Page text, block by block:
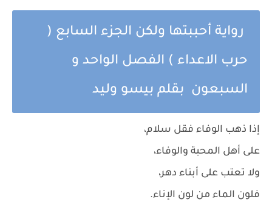
رواية أحببتها ولكن الجزء السابع (
حرب الاعداء ) الفصل الواحد و
السبعون بقلم بيسو وليد
إذا ذهب الوفاء فقل سلام،
على أهل المحبة والوفاء،
ولا تعتب على أبناء دهر،
فلون الماء من لون الإناء.